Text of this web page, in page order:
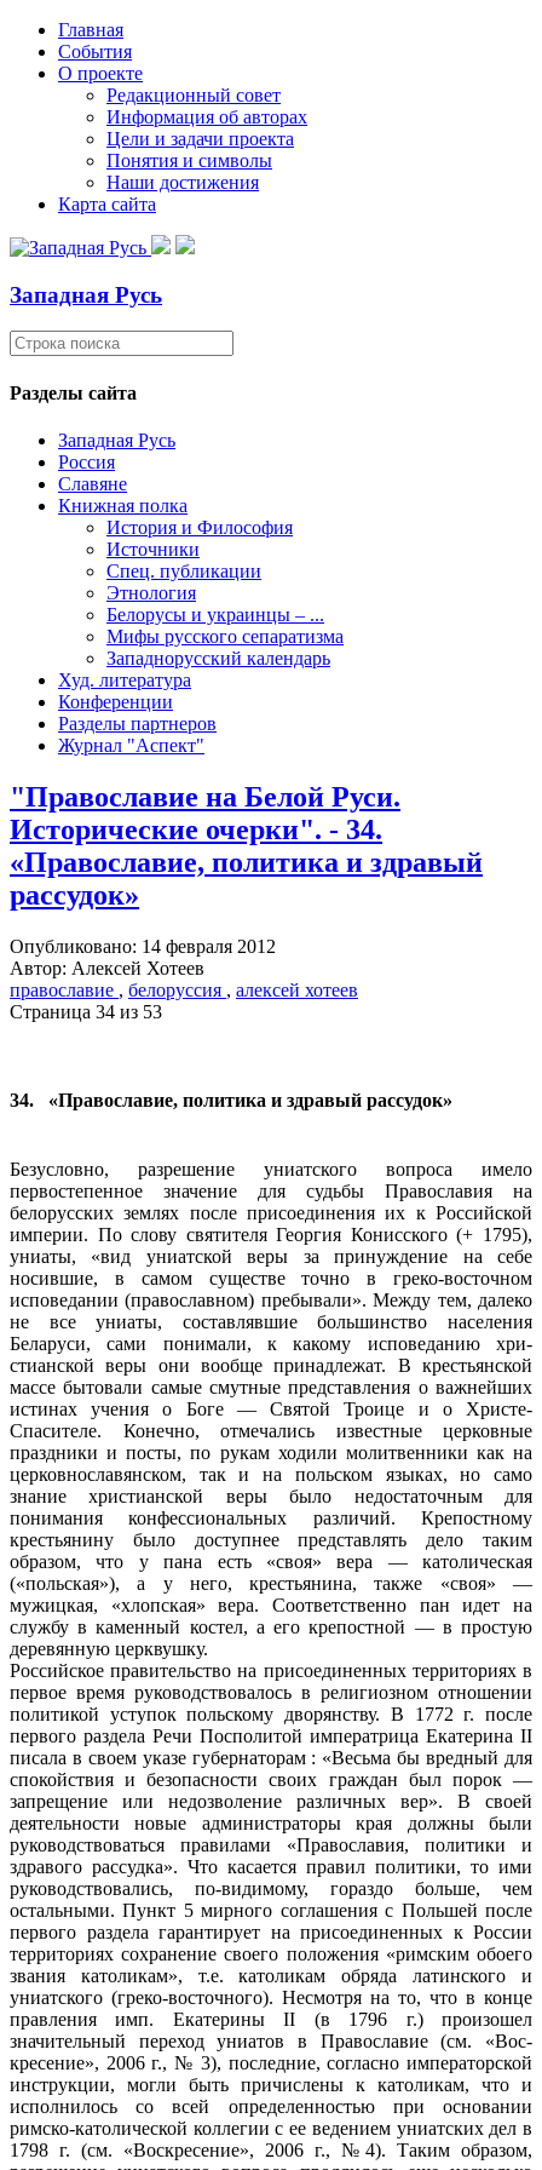
Главная
События
О проекте
Редакционный совет
Информация об авторах
Цели и задачи проекта
Понятия и символы
Наши достижения
Карта сайта
Западная Русь
Разделы сайта
Западная Русь
Россия
Славяне
Книжная полка
История и Философия
Источники
Спец. публикации
Этнология
Белорусы и украинцы – ...
Мифы русского сепаратизма
Западнорусский календарь
Худ. литература
Конференции
Разделы партнеров
Журнал "Аспект"
"Православие на Белой Руси.
Исторические очерки". - 34.
«Православие, политика и здравый
рассудок»
Опубликовано: 14 февраля 2012
Автор: Алексей Хотеев
православие , белоруссия , алексей хотеев
Страница 34 из 53
34. «Православие, политика и здравый рассудок»
Безусловно, разрешение униатского воп­роса имело
первостепенное значение для судьбы Православия на
белорусских зем­лях после присоединения их к Российской
империи. По слову святителя Георгия Конисского (+ 1795),
униаты, «вид униатской веры за принуждение на себе
носившие, в самом существе точно в греко-восточном
исповедании (православном) пребывали». Между тем, далеко
не все униаты, состав­лявшие большинство населения
Беларуси, сами понимали, к какому исповеданию хри­
стианской веры они вообще принадлежат. В крестьянской
массе бытовали самые смутные представления о важнейших
исти­нах учения о Боге — Святой Троице и о Хри­сте-
Спасителе. Конечно, отмечались изве­стные церковные
праздники и посты, по рукам ходили молитвенники как на
церков­нославянском, так и на польском языках, но само
знание христианской веры было недостаточным для
понимания конфессио­нальных различий. Крепостному
крестьяни­ну было доступнее представлять дело та­ким
образом, что у пана есть «своя» вера — католическая
(«польская»), а у него, крес­тьянина, также «своя» —
мужицкая, «хлопская» вера. Соответственно пан идет на
службу в каменный костел, а его крепост­ной — в простую
деревянную церквушку.
Российское правительство на присоеди­ненных территориях в
первое время руко­водствовалось в религиозном отношении
политикой уступок польскому дворянству. В 1772 г. после
первого раздела Речи Посполитой императрица Екатерина II
писала в своем указе губернаторам : «Весьма бы вредный для
спокойствия и безопасности своих граждан был порок —
запрещение или недозволение различных вер». В своей
деятельности новые администраторы края должны были
руководствоваться правила­ми «Православия, политики и
здравого рас­судка». Что касается правил политики, то ими
руководствовались, по-видимому, го­раздо больше, чем
остальными. Пункт 5 мирного соглашения с Польшей после
пер­вого раздела гарантирует на присоединен­ных к России
территориях сохранение сво­его положения «римским обоего
звания ка­толикам», т.е. католикам обряда латинско­го и
униатского (греко-восточного). Несмот­ря на то, что в конце
правления имп. Екате­рины II (в 1796 г.) произошел
значительный переход униатов в Православие (см. «Вос­
кресение», 2006 г., № 3), последние, со­гласно императорской
инструкции, могли быть причислены к католикам, что и
испол­нилось со всей определенностью при ос­новании
римско-католической коллегии с ее ведением униатских дел в
1798 г. (см. «Вос­кресение», 2006 г., №4). Таким образом,